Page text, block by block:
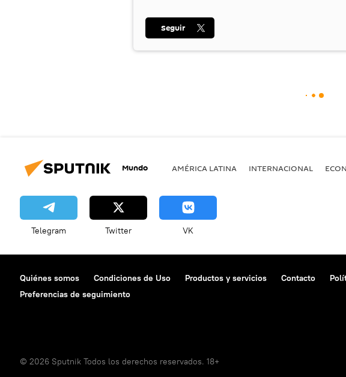
Seguir
Mundo AMÉRICA LATINA INTERNACIONAL
Telegram Twitter VK
Quiénes somos Condiciones de Uso Productos y servicios Contacto
Preferencias de seguimiento
© 2026 Sputnik Todos los derechos reservados. 18+